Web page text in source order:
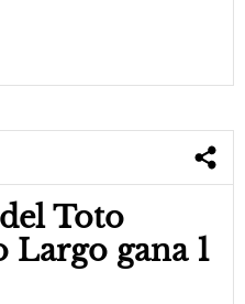
Toto
Largo gana 1